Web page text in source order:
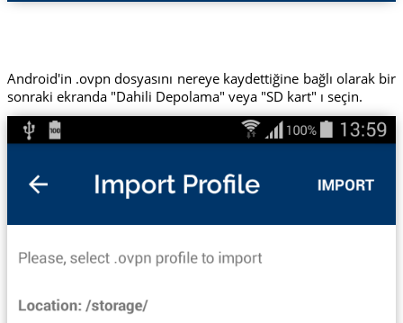
Android'in .ovpn dosyasını nereye kaydettiğine bağlı olarak bir
sonraki ekranda "Dahili Depolama" veya "SD kart" ı seçin.